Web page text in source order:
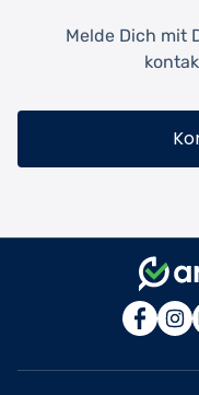
Melde Dich mit